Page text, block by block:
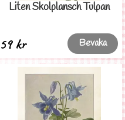
Liten Skolplansch Tulpan
59 kr Bevaka